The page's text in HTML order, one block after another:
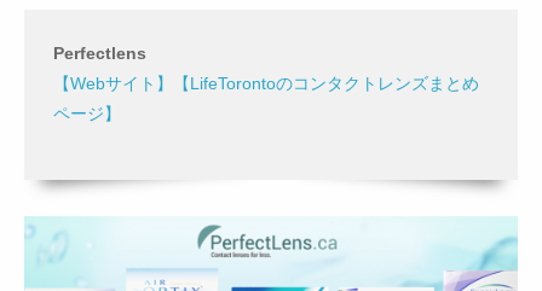
Perfectlens
【Webサイト】
【LifeTorontoのコンタクトレンズまとめ
ページ】